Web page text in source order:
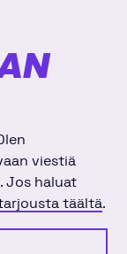
viestiä
Jos haluat
täältä.